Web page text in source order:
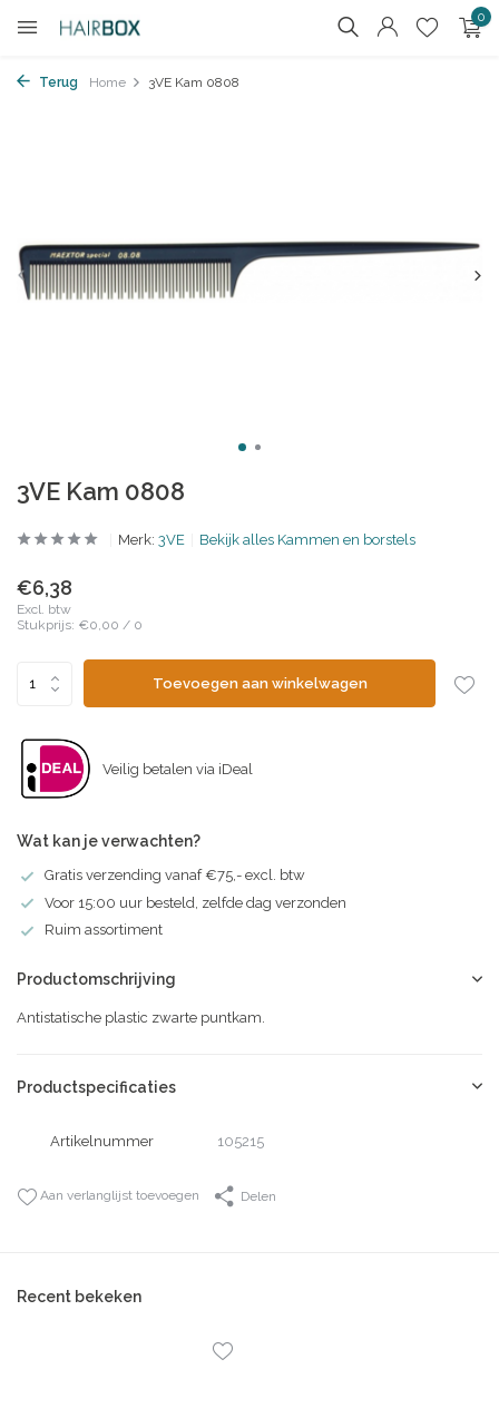
0
Terug Home 3VE Kam 0808
3VE Kam 0808
Merk: 3VE Bekijk alles Kammen en borstels
€6,38
Excl. btw
Stukprijs: €0,00 / 0
Toevoegen aan winkelwagen
Veilig betalen via iDeal
Wat kan je verwachten?
Gratis verzending vanaf €75,- excl. btw
Voor 15:00 uur besteld, zelfde dag verzonden
Ruim assortiment
Productomschrijving
Antistatische plastic zwarte puntkam.
Productspecificaties
Artikelnummer 105215
Aan verlanglijst toevoegen Delen
Recent bekeken